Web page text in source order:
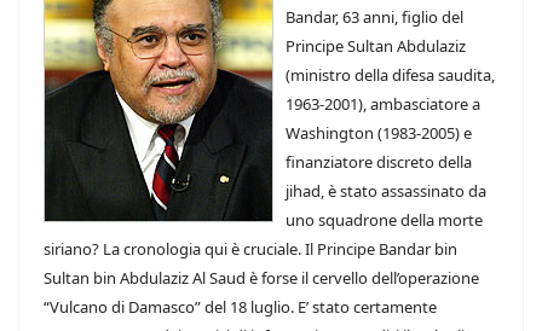
Bandar, 63 anni, figlio del
Principe Sultan Abdulaziz
(ministro della difesa saudita,
1963-2001), ambasciatore a
Washington (1983-2005) e
finanziatore discreto della
jihad, è stato assassinato da
uno squadrone della morte
siriano? La cronologia qui è cruciale. Il Principe Bandar bin
Sultan bin Abdulaziz Al Saud è forse il cervello dell’operazione
“Vulcano di Damasco” del 18 luglio. E’ stato certamente